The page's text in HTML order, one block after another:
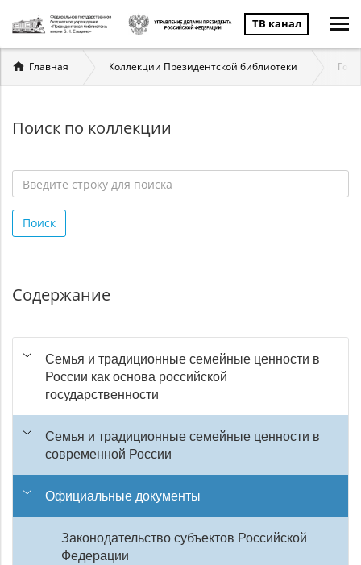
ТВ канал
Вы
здесь
Главная Коллекции Президентской библиотеки
Поиск по коллекции
строку
для
Поиск
Содержание
Семья и традиционные семейные ценности в
России как основа российской
государственности
Семья и традиционные семейные ценности в
современной России
Официальные документы
Законодательство субъектов Российской
Федерации